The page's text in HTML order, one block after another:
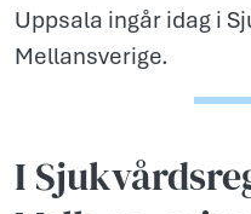
Uppsala ingår idag i
Mellansverige.
I